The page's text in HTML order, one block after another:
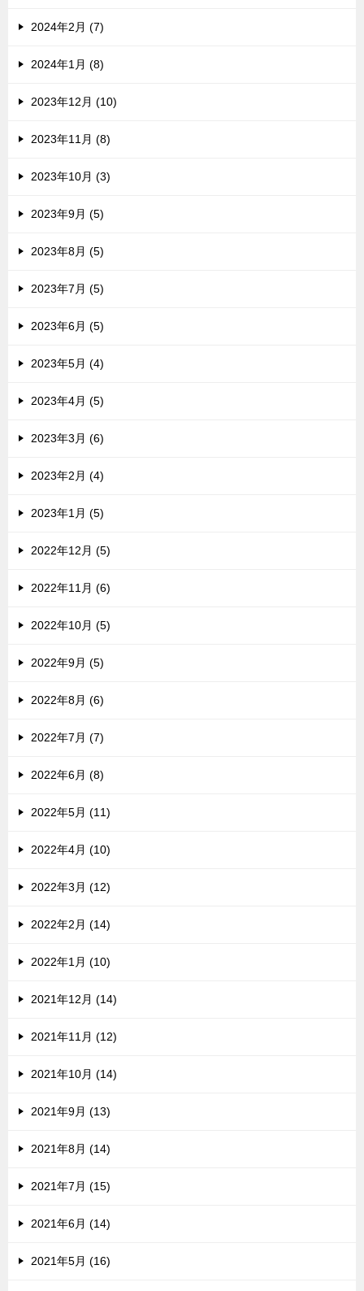
2024年2月 (7)
2024年1月 (8)
2023年12月 (10)
2023年11月 (8)
2023年10月 (3)
2023年9月 (5)
2023年8月 (5)
2023年7月 (5)
2023年6月 (5)
2023年5月 (4)
2023年4月 (5)
2023年3月 (6)
2023年2月 (4)
2023年1月 (5)
2022年12月 (5)
2022年11月 (6)
2022年10月 (5)
2022年9月 (5)
2022年8月 (6)
2022年7月 (7)
2022年6月 (8)
2022年5月 (11)
2022年4月 (10)
2022年3月 (12)
2022年2月 (14)
2022年1月 (10)
2021年12月 (14)
2021年11月 (12)
2021年10月 (14)
2021年9月 (13)
2021年8月 (14)
2021年7月 (15)
2021年6月 (14)
2021年5月 (16)